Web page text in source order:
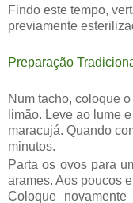
Findo este tempo,
previamente
Preparação
N um tacho, coloque
limão. Leve ao lume
maracujá. Quando
minutos.
Parta os ovos para
arames. Aos poucos
Coloque